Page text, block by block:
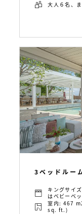
大人６名、
3ベッドルー
キングサイ
はベビーベ
室内: 467
sq. ft.)